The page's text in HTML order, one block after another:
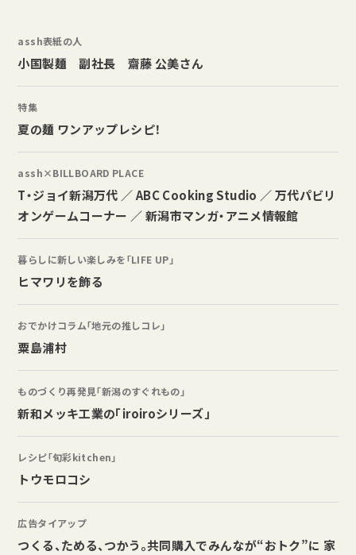
assh表紙の人
小国製麺 副社長 齋藤 公美さん
特集
夏の麺 ワンアップレシピ！
assh×BILLBOARD PLACE
T・ジョイ新潟万代 ／ ABC Cooking Studio ／ 万代パビリ
オンゲームコーナー ／ 新潟市マンガ・アニメ情報館
暮らしに新しい楽しみを「LIFE UP」
ヒマワリを飾る
おでかけコラム「地元の推しコレ」
粟島浦村
ものづくり再発見「新潟のすぐれもの」
新和メッキ工業の「iroiroシリーズ」
レシピ「旬彩kitchen」
トウモロコシ
広告タイアップ
つくる、ためる、つかう。共同購入でみんなが“おトク”に 家